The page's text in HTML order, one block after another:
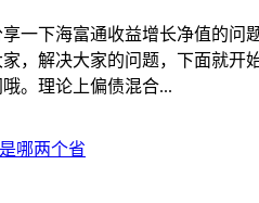
一下海富通收益增长净值的
，解决大家的问题，下面就
。理论上偏债混合...